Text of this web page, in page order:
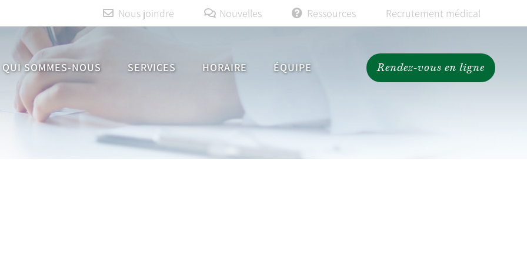
Nous joindre Nouvelles Ressources Recrutement médical
QUI SOMMES-NOUS SERVICES HORAIRE ÉQUIPE Rendez-vous en ligne